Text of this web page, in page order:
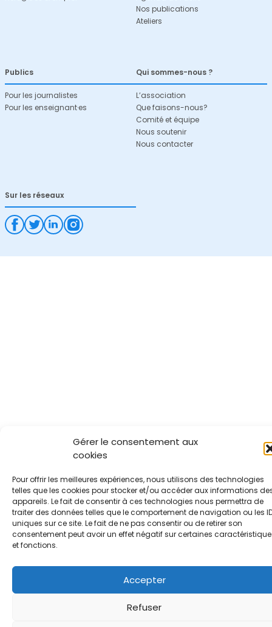
Gérer le consentement aux
cookies
Pour offrir les meilleures expériences, nous utilisons des technologies
telles que les cookies pour stocker et/ou accéder aux informations
appareils. Le fait de consentir à ces technologies nous permettra de
traiter des données telles que le comportement de navigation ou les
uniques sur ce site. Le fait de ne pas consentir ou de retirer son
consentement peut avoir un effet négatif sur certaines
et fonctions.
Accepter
Refuser
Nos publications
Ateliers
Publics
Pour les journalistes
Pour les enseignant·es
Qui sommes-nous ?
L’association
Que faisons-nous?
Comité et équipe
Nous soutenir
Nous contacter
Sur les réseaux